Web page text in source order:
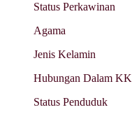
Status Perkawinan
Agama
Jenis Kelamin
Hubungan Dalam KK
Status Penduduk